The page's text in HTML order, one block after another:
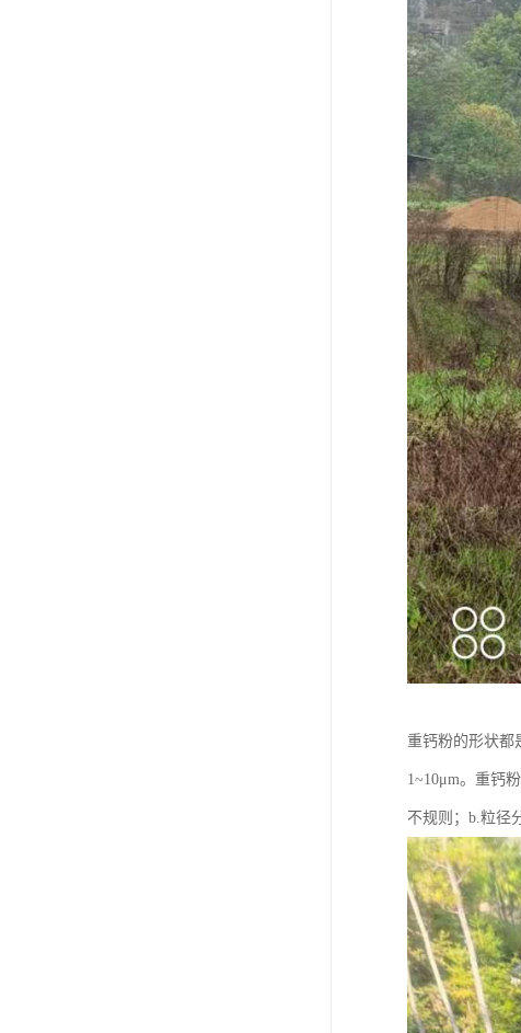
重钙粉的形状都
1~10μm。重钙
不规则；b.粒径